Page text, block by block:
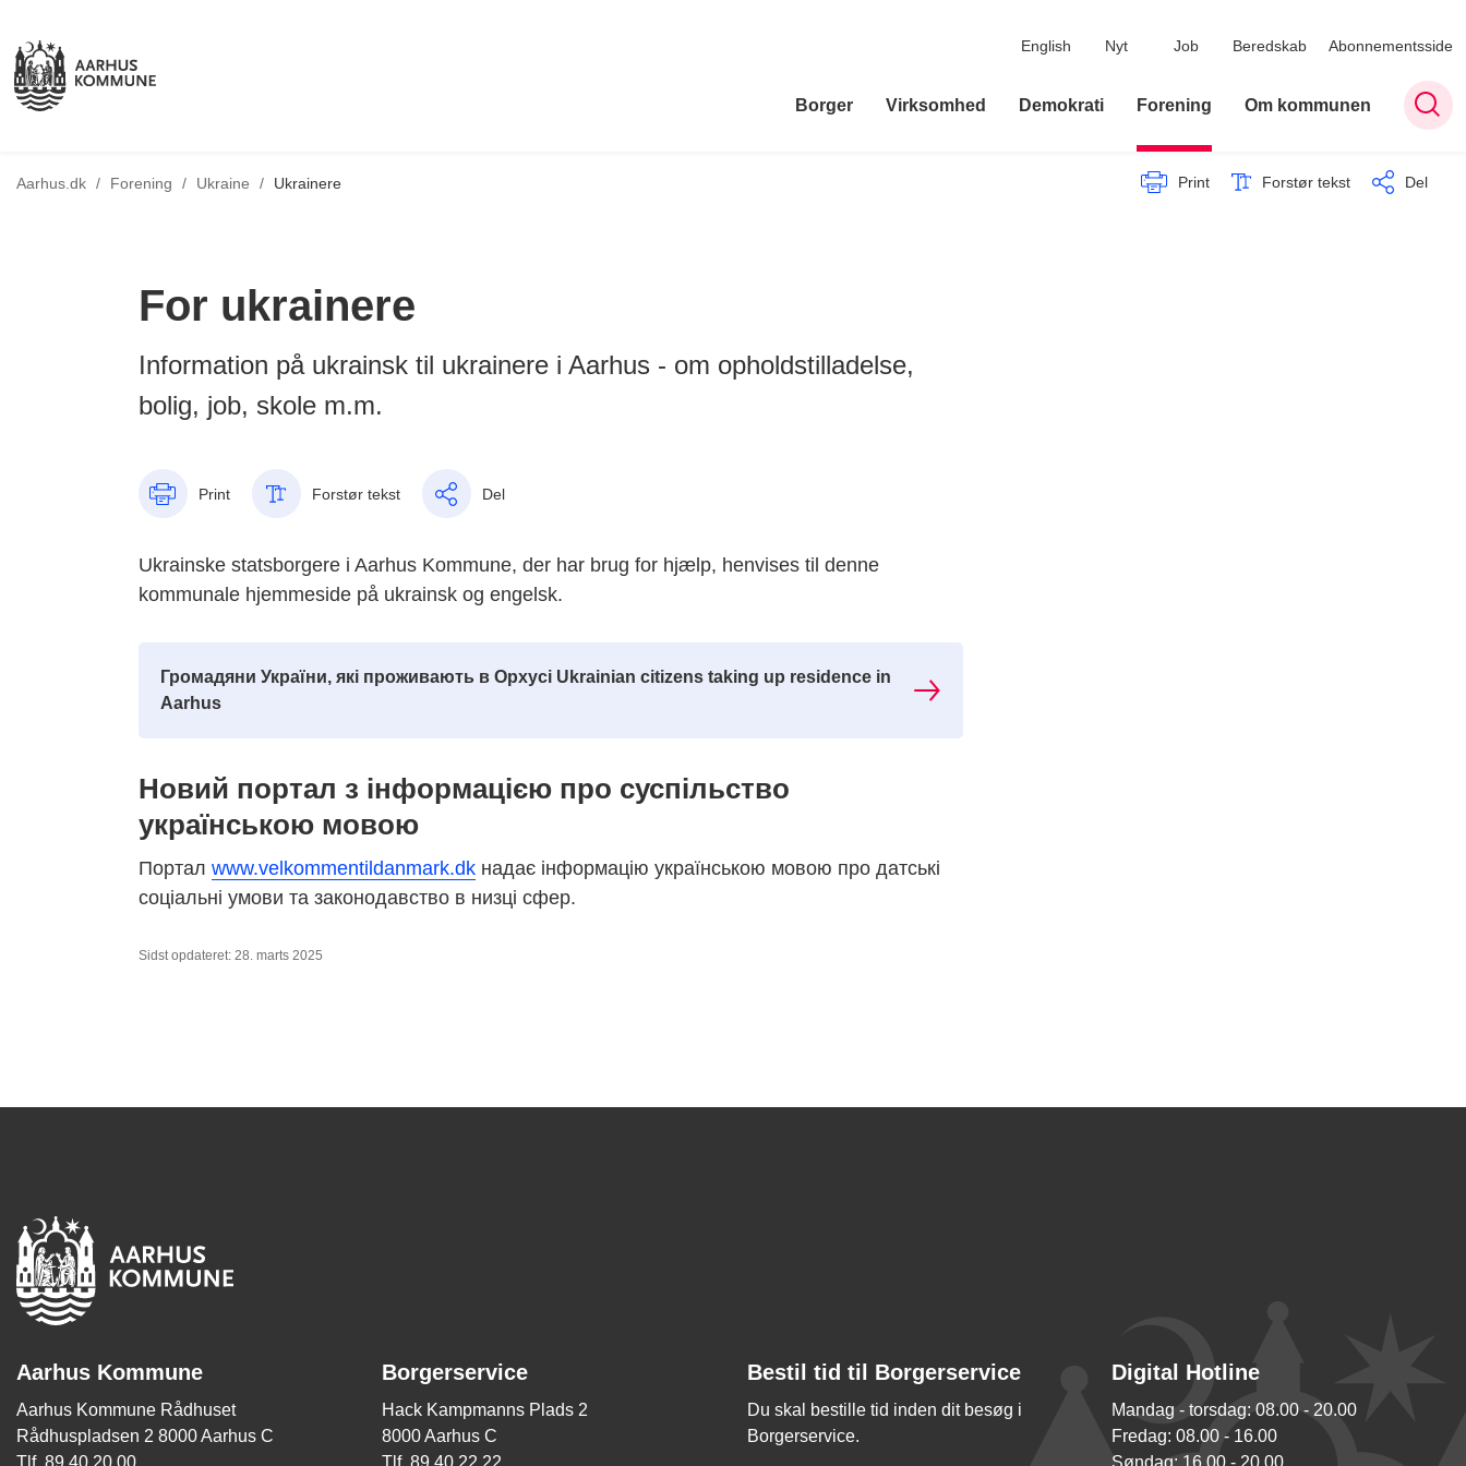
English Nyt Job Beredskab Abonnementsside
Borger Virksomhed Demokrati Forening Om kommunen
Aarhus.dk / Forening / Tilbage til
Ukraine / Ukrainere Print Forstør tekst Del
For ukrainere
Information på ukrainsk til ukrainere i Aarhus - om opholdstilladelse,
bolig, job, skole m.m.
Print Forstør tekst Del
Ukrainske statsborgere i Aarhus Kommune, der har brug for hjælp, henvises til denne
kommunale hjemmeside på ukrainsk og engelsk.
Громадяни України, які проживають в Орхусі Ukrainian citizens taking up residence in
Aarhus
Новий портал з інформацією про суспільство
українською мовою
Портал www.velkommentildanmark.dkнадає інформацію українською мовою про датські
соціальні умови та законодавство в низці сфер.
Sidst opdateret: 28. marts 2025
Aarhus Kommune
Aarhus Kommune Rådhuset
Rådhuspladsen 2 8000 Aarhus C
Tlf. 89 40 20 00
Borgerservice
Hack Kampmanns Plads 2
8000 Aarhus C
Tlf. 89 40 22 22
Bestil tid til Borgerservice
Du skal bestille tid inden dit besøg i
Borgerservice.
Digital Hotline
Mandag - torsdag: 08.00 - 20.00
Fredag: 08.00 - 16.00
Søndag: 16.00 - 20.00